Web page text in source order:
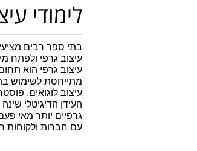
לימודי
עיצוב גרפי ולפתח
עיצוב לוגואים,
עם חברות ולקוחות